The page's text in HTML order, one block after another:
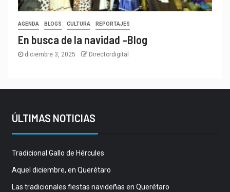
AGENDA BLOGS CULTURA REPORTAJES
En busca de la navidad –Blog
diciembre 3, 2025 Directordigital
ÚLTIMAS NOTICIAS
Tradicional Gallo de Hércules
Aquel diciembre, en Querétaro
Las tradicionales fiestas navideñas en Querétaro